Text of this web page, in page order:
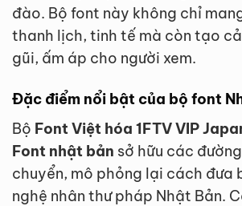
đào. Bộ font này không chỉ
thanh lịch, tinh tế mà còn tạo
gũi, ấm áp cho người xem.
Đặc điểm nổi bật của bộ font
Bộ Font Việt hóa 1FTV VIP
Font nhật bản sở hữu các
chuyển, mô phỏng lại cách đưa
nghệ nhân thư pháp Nhật Bản.